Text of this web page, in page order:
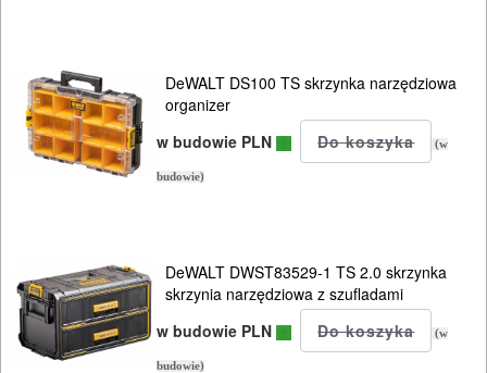
system
STANLEY
FMST
HAUPA
system
QBRICK
DeWALT DS100 TS skrzynka narzędziowa
organizer
w budowie PLN
(w
budowie)
DeWALT DWST83529-1 TS 2.0 skrzynka
skrzynia narzędziowa z szufladami
w budowie PLN
(w
budowie)